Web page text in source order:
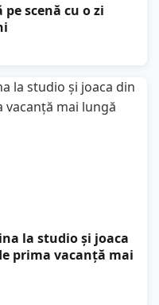
scenă cu o zi
la studio și joaca
prima vacanță mai